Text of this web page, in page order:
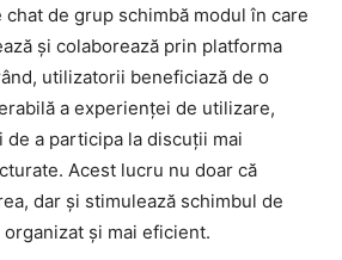
de grup schimbă modul în care
și colaborează prin platforma
utilizatorii beneficiază de o
a experienței de utilizare,
a participa la discuții mai
Acest lucru nu doar că
dar și stimulează schimbul de
și mai eficient.